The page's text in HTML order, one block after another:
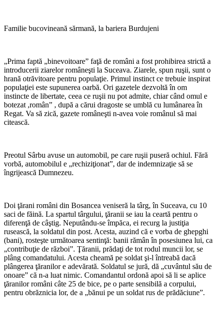
Familie bucovineană sărmană, la bariera Burdujeni
„Prima faptă „binevoitoare” faţă de români a fost prohibirea strictă a
introducerii ziarelor româneşti la Suceava. Ziarele, spun ruşii, sunt o
hrană otrăvitoare pentru populaţie. Primul instinct ce trebuie inspirat
populaţiei este supunerea oarbă. Ori gazetele dezvoltă în om
instincte de libertate, ceea ce ruşii nu pot admite, chiar când omul e
botezat ,român” , după a cărui dragoste se umblă cu lumânarea în
Regat. Va să zică, gazete româneşti n-avea voie românul să mai
citească.
Preotul Sârbu avuse un automobil, pe care ruşii puseră ochiul. Fără
vorbă, automobilul e „rechiziţionat”, dar de indemnizaţie să se
îngrijească Dumnezeu.
Doi ţărani români din Bosancea veniseră la târg, în Suceava, cu 10
saci de făină. La spartul târgului, ţăranii se iau la ceartă pentru o
diferenţă de câştig. Neputându-se împăca, ei recurg la justiţia
rusească, la soldatul din post. Acesta, auzind că e vorba de ghepghi
(bani), rosteşte următoarea sentinţă: banii rămân în posesiunea lui, ca
„contribuţie de război”. Ţăranii, prădaţi de tot rodul muncii lor, se
plâng comandatului. Acesta cheamă pe soldat şi-l întreabă dacă
plângerea ţăranilor e adevărată. Soldatul se jură, dă „cuvântul său de
onoare” că n-a luat nimic. Comandantul ordonă apoi să li se aplice
ţăranilor români câte 25 de bice, pe o parte sensibilă a corpului,
pentru obrăznicia lor, de a „bănui pe un soldat rus de prădăciune”.